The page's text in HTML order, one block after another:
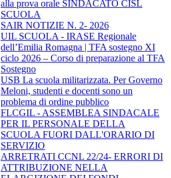
alla prova orale SINDACATO CISL
SCUOLA
SAIR NOTIZIE N. 2- 2026
UIL SCUOLA - IRASE Regionale
dell’Emilia Romagna | TFA sostegno XI
ciclo 2026 – Corso di preparazione al TFA
Sostegno
USB La scuola militarizzata. Per Governo
Meloni, studenti e docenti sono un
problema di ordine pubblico
FLCGIL - ASSEMBLEA SINDACALE
PER IL PERSONALE DELLA
SCUOLA FUORI DALL'ORARIO DI
SERVIZIO
ARRETRATI CCNL 22/24- ERRORI DI
ATTRIBUZIONE NELLA